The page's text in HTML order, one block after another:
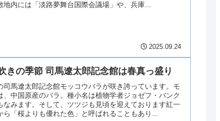
地内には「淡路夢舞台国際会議場」や、兵庫...
2025.09.24
きの季節 司馬遼太郎記念館は春真っ盛り
司馬遼太郎記念館モッコウバラが咲き誇っています。モ
、中国原産のバラ。種小名は植物学者ジョゼフ・バンク
なみます。そして、ツツジも見頃を迎えております紅一
ら「桜よりも優れた色」と呼ばれることもあり...